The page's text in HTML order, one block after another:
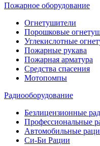
Пожарное оборудование
Огнетушители
Порошковые
Углекислотные
Пожарные рукава
Пожарная арматура
Средства спасения
Мотопомпы
Радиооборудование
Безлицензионные
Профессиональные
Автомобильные
Си-Би Рации